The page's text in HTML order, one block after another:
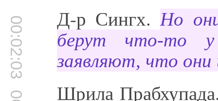
00:02:03 Д-р Сингх.Но
берут что-то
заявляют, что они
Шрила